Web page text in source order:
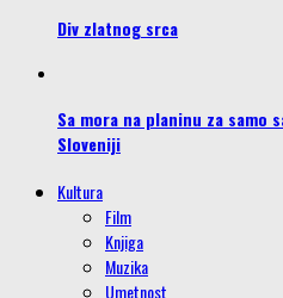
Div zlatnog srca
Sa mora na planinu za samo
Sloveniji
Kultura
Film
Knjiga
Muzika
Umetnost